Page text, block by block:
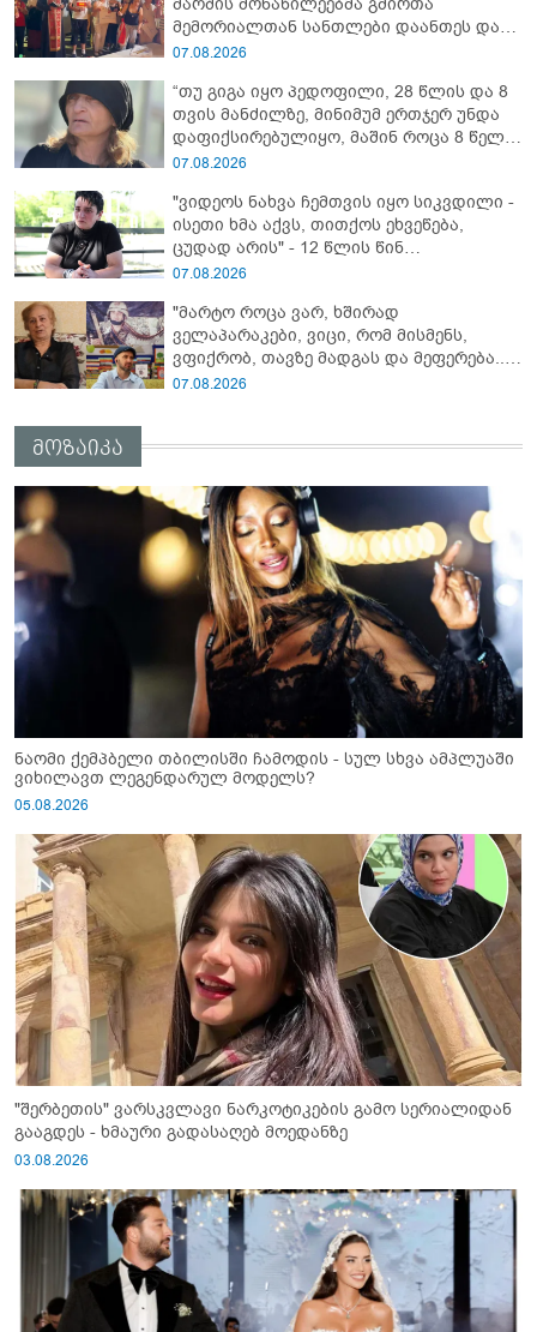
მემორიალთან სანთლები დაანთეს და
გმირების ხსოვნას პატივი მიაგეს
07.08.2026
“თუ გიგა იყო პედოფილი, 28 წლის და 8
თვის მანძილზე, მინიმუმ ერთჯერ უნდა
დაფიქსირებულიყო, მაშინ როცა 8 წელი
ამზადებდა მოსწავლეებს! - იპოვონ ერთი
ავიწროებდა” - ეკა კუპატაძე
07.08.2026
"ვიდეოს ნახვა ჩემთვის იყო სიკვდილი -
ისეთი ხმა აქვს, თითქოს ეხვეწება,
ცუდად არის" - 12 წლის წინ
გაუჩინარებული ბიჭის დედა
კომენტარს აკეთებს
07.08.2026
"მარტო როცა ვარ, ხშირად
ველაპარაკები, ვიცი, რომ მისმენს,
ვფიქრობ, თავზე მადგას და მეფერება...“
- გიორგი კეკელიძე გმირი ანწუხელიძის
07.08.2026
მოზაიკა
ნაომი ქემპბელი თბილისში ჩამოდის - სულ სხვა ამპლუაში
ვიხილავთ ლეგენდარულ მოდელს?
05.08.2026
"შერბეთის" ვარსკვლავი ნარკოტიკების გამო სერიალიდან
გააგდეს - ხმაური გადასაღებ მოედანზე
03.08.2026